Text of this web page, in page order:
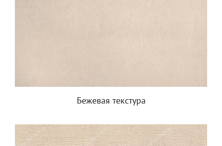
Бежевая текстура